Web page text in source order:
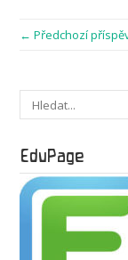
← Předchozí
EduPage